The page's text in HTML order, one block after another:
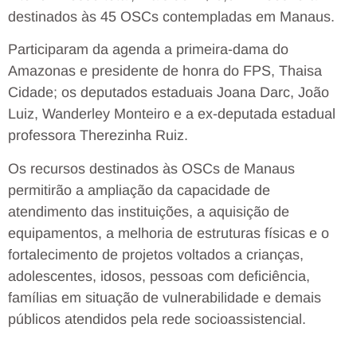
destinados às 45 OSCs contempladas em Manaus.
Participaram da agenda a primeira-dama do
Amazonas e presidente de honra do FPS, Thaisa
Cidade; os deputados estaduais Joana Darc, João
Luiz, Wanderley Monteiro e a ex-deputada estadual
professora Therezinha Ruiz.
Os recursos destinados às OSCs de Manaus
permitirão a ampliação da capacidade de
atendimento das instituições, a aquisição de
equipamentos, a melhoria de estruturas físicas e o
fortalecimento de projetos voltados a crianças,
adolescentes, idosos, pessoas com deficiência,
famílias em situação de vulnerabilidade e demais
públicos atendidos pela rede socioassistencial.